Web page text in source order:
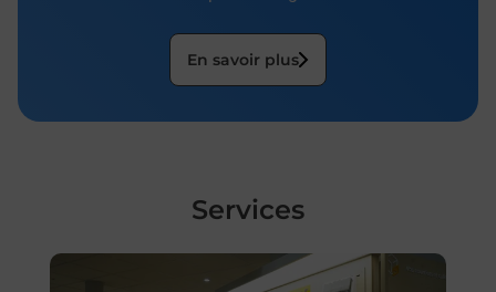
En savoir plus
Services
En savoir plus